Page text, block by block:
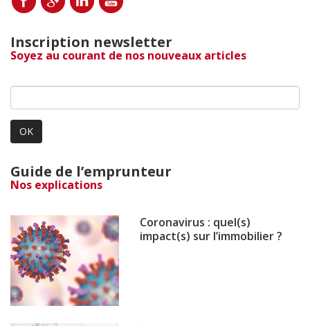
Inscription newsletter
Soyez au courant de nos nouveaux articles
OK
Guide de l’emprunteur
Nos explications
Coronavirus : quel(s)
impact(s) sur l’immobilier ?